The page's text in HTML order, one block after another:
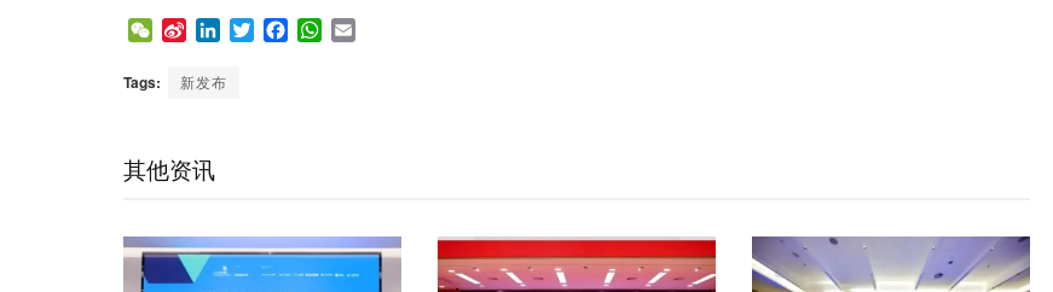
W
C
S
n
i
L
n
T
F
W
Tags: 新发布
其他资讯